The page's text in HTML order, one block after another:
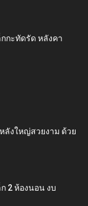
กะทัดรัด หลังคา
ลังใหญ่สวยงาม ด้วย
2 ห้องนอน งบ